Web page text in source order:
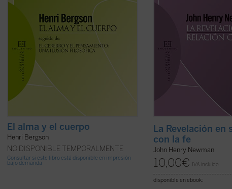
se niega, por ...
El alma y el cuerpo
Henri Bergson
NO DISPONIBLE TEMPORALMENTE
Consultar si este libro está disponible en impresión
bajo demanda
atribuían ciertos
expone su ... (ver ficha)
La Revelación en
con la fe
John Henry Newman
10,00€ IVA incluido
disponible en ebook: